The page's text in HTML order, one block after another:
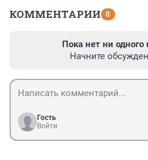
КОММЕНТАРИИ 0
Пока нет ни
Начните
Гость
Войти